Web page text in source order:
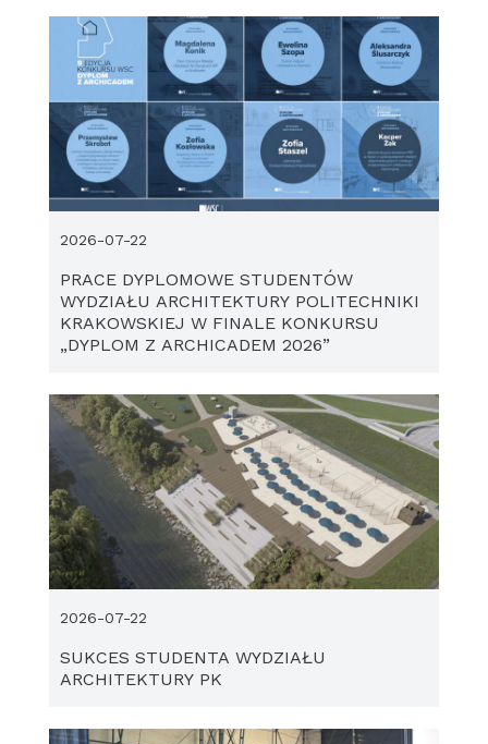
PRACE DYPLOMOWE STUDENTÓW
WYDZIAŁU ARCHITEKTURY POLITECHNIKI
KRAKOWSKIEJ W FINALE KONKURSU
„DYPLOM Z ARCHICADEM 2026”
2026-07-22
SUKCES STUDENTA WYDZIAŁU
ARCHITEKTURY PK
2026-07-22